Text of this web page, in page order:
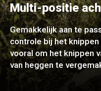
Multi-positie
Gemakkelijk aan te
controle bij het knippen
vooral om het knippen
van heggen te